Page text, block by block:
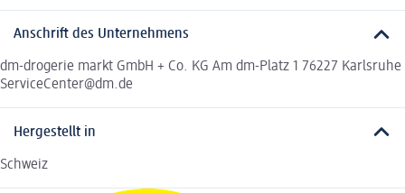
Anschrift des Unternehmens
dm-drogerie markt GmbH + Co. KG Am dm-Platz 1 76227 Karlsruhe
ServiceCenter@dm.de
Hergestellt in
Schweiz